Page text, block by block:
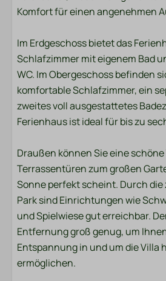
Badezimmer
Toilette
Handtücher
Spülbecken: 2
Schlafzimmer
Doppelbett: 1
King-Size-Bett: 1
Einzelbett: 2
Waschen und
Trockner
Eisen
Bügelbrett
Komfort für einen angenehmen
Im Erdgeschoss bietet das
Schlafzimmer mit eigenem Bad
WC. Im Obergeschoss befinden
komfortable Schlafzimmer, ein
zweites voll ausgestattetes
Ferienhaus ist ideal für bis zu
Draußen können Sie eine
Terrassentüren zum großen
Sonne perfekt scheint. Durch die
Park sind Einrichtungen wie
und Spielwiese gut erreichbar.
Entfernung groß genug, um
Entspannung in und um die Villa
ermöglichen.